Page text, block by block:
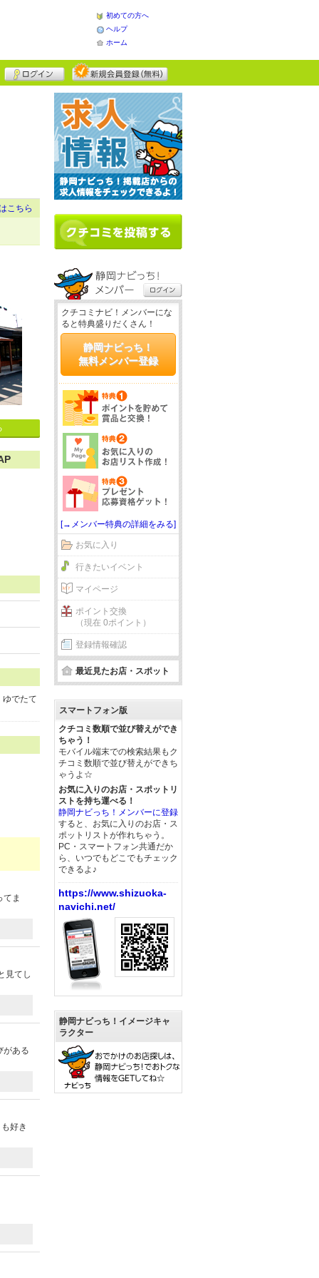
初めての方へ
ヘルプ
ホーム
こちら
ゆでたて
ま
見てし
がある
好き
クチコミナビ！メンバーにな
ると特典盛りだくさん！
静岡ナビっち！
無料メンバー登録
[→メンバー特典の詳細をみる]
お気に入り
行きたいイベント
マイページ
ポイント交換
（現在 0ポイント）
登録情報確認
最近見たお店・スポット
スマートフォン版
クチコミ数順で並び替えができ
ちゃう！
モバイル端末での検索結果もク
チコミ数順で並び替えができち
ゃうよ☆
お気に入りのお店・スポットリ
ストを持ち運べる！
静岡ナビっち！メンバーに登録
すると、お気に入りのお店・ス
ポットリストが作れちゃう。
PC・スマートフォン共通だか
ら、いつでもどこでもチェック
できるよ♪
https://www.shizuoka-
navichi.net/
静岡ナビっち！イメージキャ
ラクター